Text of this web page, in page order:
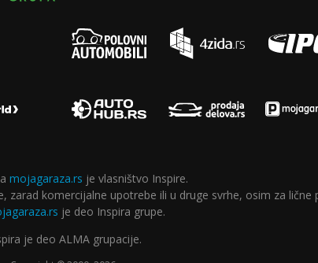
mojagaraza.rs je vlasništvo Inspire.
komercijalne upotrebe ili u druge svrhe, osim za lične
je deo Inspira grupe.
je deo ALMA grupacije.